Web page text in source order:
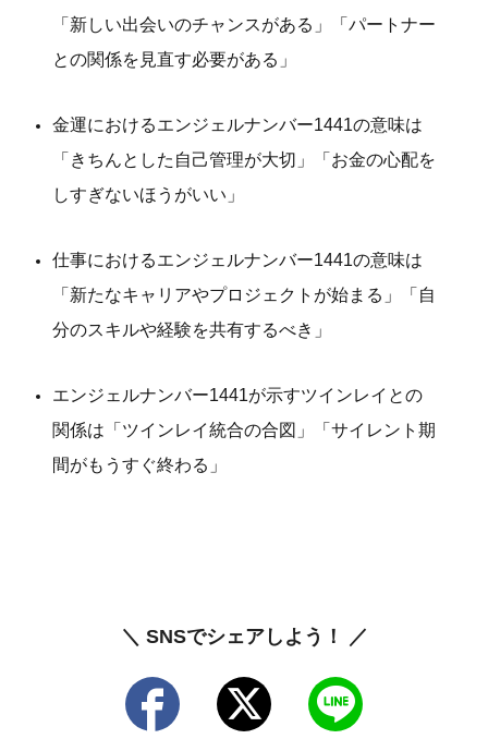
「新しい出会いのチャンスがある」「パートナー
との関係を見直す必要がある」
金運におけるエンジェルナンバー1441の意味は
「きちんとした自己管理が大切」「お金の心配を
しすぎないほうがいい」
仕事におけるエンジェルナンバー1441の意味は
「新たなキャリアやプロジェクトが始まる」「自
分のスキルや経験を共有するべき」
エンジェルナンバー1441が示すツインレイとの
関係は「ツインレイ統合の合図」「サイレント期
間がもうすぐ終わる」
＼ SNSでシェアしよう！ ／